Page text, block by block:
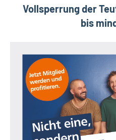
Vollsperrung der
bis